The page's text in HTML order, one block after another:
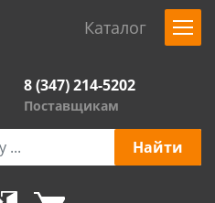
Каталог
8 (347) 214-5202
Поставщикам